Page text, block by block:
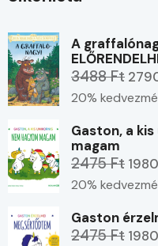
A
3488 Ft
20%
Gaston, a
magam
2475 Ft
20%
Gaston
2475 Ft